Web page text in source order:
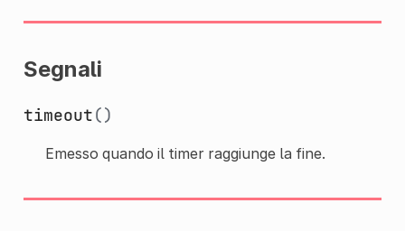
Segnali
timeout()
Emesso quando il timer raggiunge la fine.